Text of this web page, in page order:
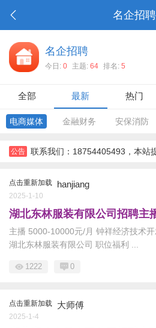
名企招聘
名企招聘
今日: 0 主题: 64 排名: 5
全部 最新 热门
电商媒体 金融财务 安保消防
公告 联系我们：18754405493，本站
点击重新加载 hanjiang
2025-1-10
湖北东林服装有限公司招聘主
主播 5000-10000元/月 钟祥经济技术
湖北东林服装有限公司 职位福利 ...
1222 0
点击重新加载 大师傅
2025-1-4